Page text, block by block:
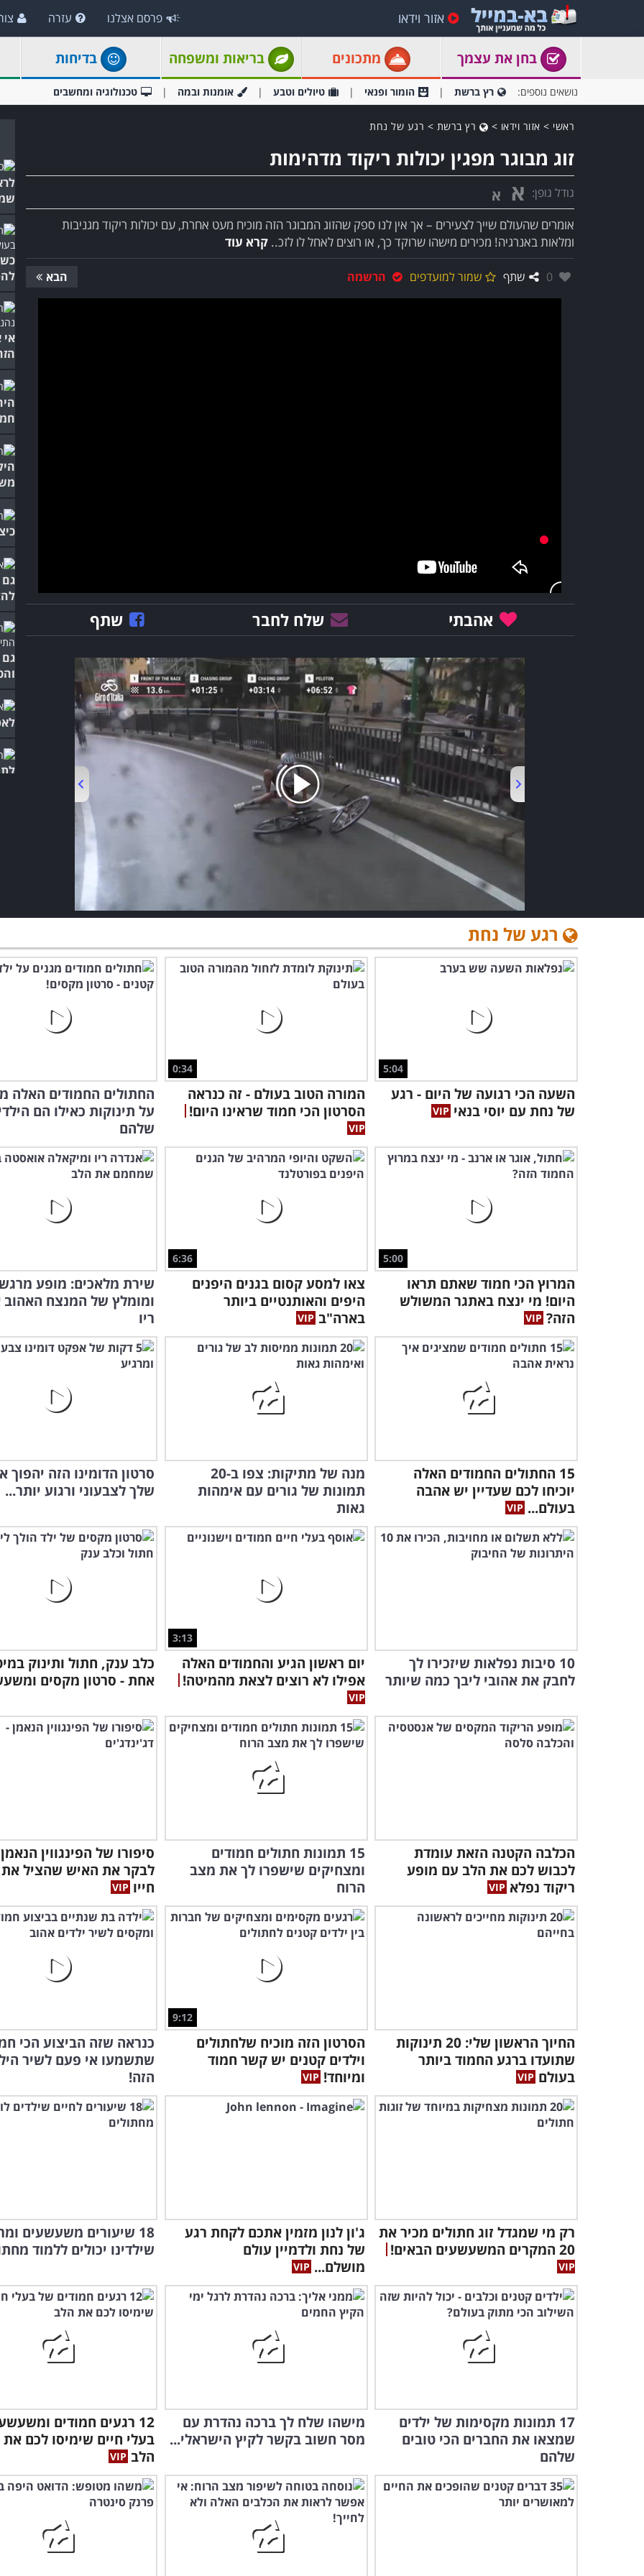
אזור וידאו פרסם אצלנו עזרה
בחן את עצמך מתכונים בריאות ומשפחה בדיחות
נושאים נוספים: רץ ברשת הומור ופנאי טיולים וטבע אומנות ובמה טכנולוגיה ומחשבים
ראשי > אזור וידאו > רץ ברשת > רגע של נחת
זוג מבוגר מפגין יכולות ריקוד מדהימות
גודל גופן: א א
אומרים שהעולם שייך לצעירים – אך אין לנו ספק שהזוג המבוגר הזה מוכיח מעט אחרת, עם יכולות ריקוד מגניבות
ומלאות באנרגיה! מכירים מישהו שרוקד כך, או רוצים לאחל לו לזכ.. קרא עוד
אהבו:
0 שתף שמור למועדפים הרשמה הבא
אהבתי שלח לחבר שתף
גם
רגע של נחת
5:04
השעה הכי רגועה של היום - רגע
של נחת עם יוסי בנאי
0:34
המורה הטוב בעולם - זה כנראה
הסרטון הכי חמוד שראינו היום!
החתולים החמודים האלה
על תינוקות כאילו הם
שלהם
5:00
המרוץ הכי חמוד שאתם תראו
היום! מי ינצח באתגר המשולש
הזה?
6:36
צאו למסע קסום בגנים היפנים
היפים והאותנטיים ביותר
בארה"ב
שירת מלאכים: מופע מרגש
ומומלץ של המנצח האהוב
ריו
15 החתולים החמודים האלה
יוכיחו לכם שעדיין יש אהבה
בעולם...
מנה של מתיקות: צפו ב-20
תמונות של גורים עם אימהות
גאות
סרטון הדומינו הזה יהפוך
שלך לצבעוני ורגוע יותר...
10 סיבות נפלאות שיזכירו לך
לחבק את אהובי ליבך כמה שיותר
3:13
יום ראשון הגיע והחמודים האלה
אפילו לא רוצים לצאת מהמיטה!
כלב ענק, חתול ותינוק
אחת - סרטון מקסים
הכלבה הקטנה הזאת עומדת
לכבוש לכם את הלב עם מופע
ריקוד נפלא
15 תמונות חתולים חמודים
ומצחיקים שישפרו לך את מצב
הרוח
סיפורו של הפינגווין
לבקר את האיש שהציל את
חייו
החיוך הראשון שלי: 20 תינוקות
שתועדו ברגע החמוד ביותר
בעולם
9:12
הסרטון הזה מוכיח שלחתולים
וילדים קטנים יש קשר חמוד
ומיוחד!
כנראה שזה הביצוע הכי
שתשמעו אי פעם לשיר
הזה!
רק מי שמגדל זוג חתולים מכיר את
20 המקרים המשעשעים הבאים!
ג'ון לנון מזמין אתכם לקחת רגע
של נחת ולדמיין עולם
מושלם...
18 שיעורים משעשעים
שילדינו יכולים ללמוד
17 תמונות מקסימות של ילדים
שמצאו את החברים הכי טובים
שלהם
מישהו שלח לך ברכה נהדרת עם
מסר חשוב בקשר לקיץ הישראלי...
12 רגעים חמודים
בעלי חיים שימיסו לכם את
הלב